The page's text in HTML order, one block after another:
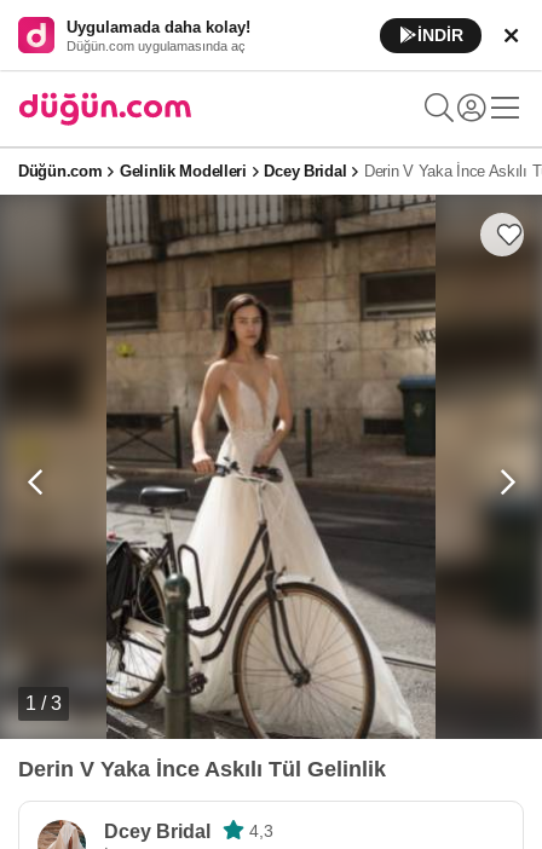
Uygulamada daha kolay!
Düğün.com uygulamasında aç
İNDİR
Düğün.com Gelinlik Modelleri Dcey Bridal Derin V Yaka İnce Askılı
1 / 3
Derin V Yaka İnce Askılı Tül Gelinlik
Dcey Bridal 4,3